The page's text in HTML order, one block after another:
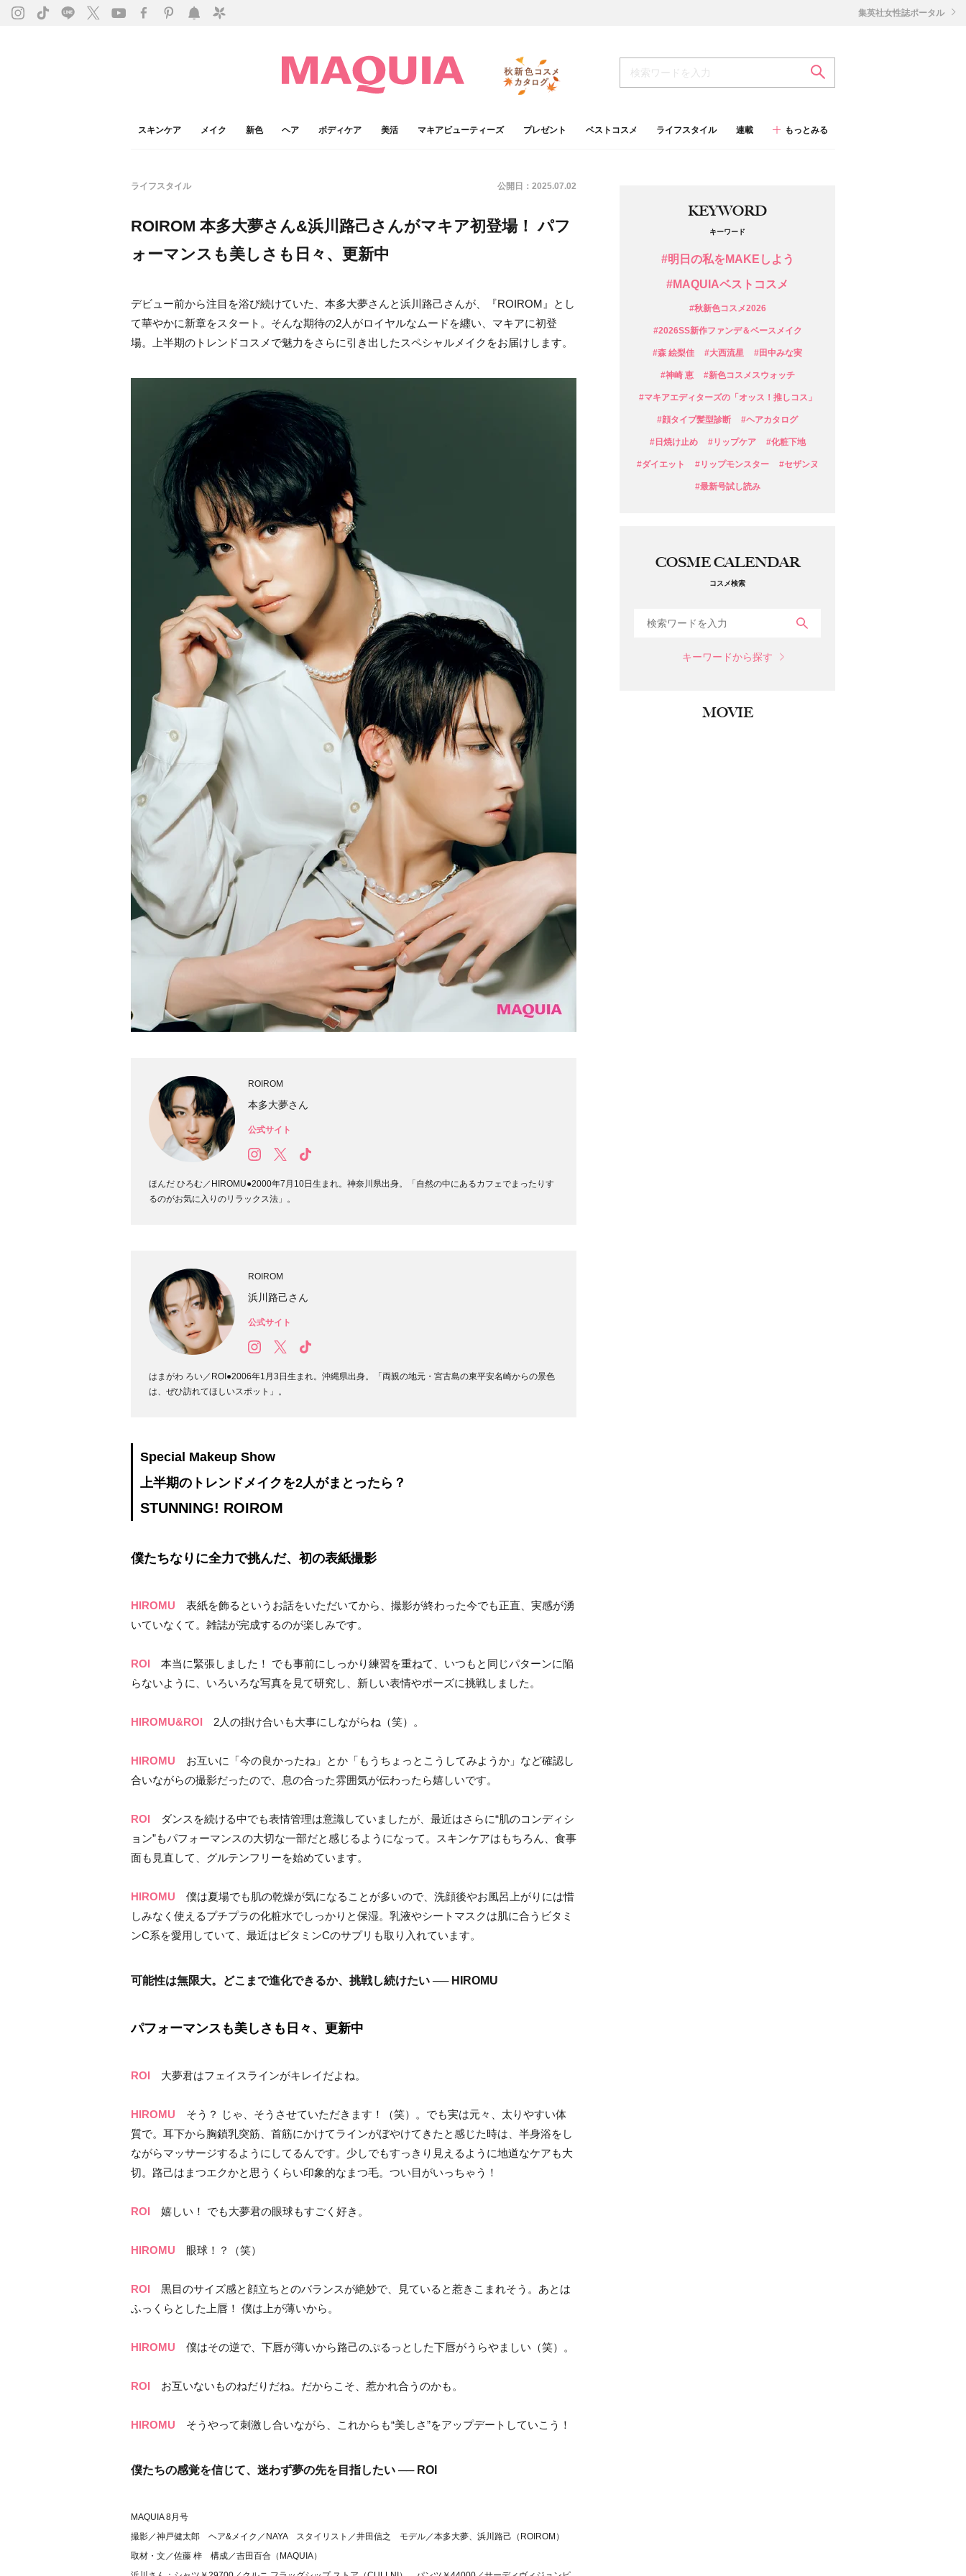
スキンケア メイク 新色 ヘア ボディケア 美活 マキアビューティーズ プレゼント ベストコスメ ライフスタイル 連載 もっとみる
集英社女性誌ポータル
ライフスタイル 公開日： 2025.07.02
ROIROM 本多大夢さん&浜川路己さんがマキア初登場！ パフ
ォーマンスも美しさも日々、更新中
デビュー前から注目を浴び続けていた、本多大夢さんと浜川路己さんが、『ROIROM』とし
て華やかに新章をスタート。そんな期待の2人がロイヤルなムードを纏い、マキアに初登
場。上半期のトレンドコスメで魅力をさらに引き出したスペシャルメイクをお届けします。
ROIROM
本多大夢さん
公式サイト
ほんだ ひろむ／HIROMU●2000年7月10日生まれ。神奈川県出身。「自然の中にあるカフェでまったりす
るのがお気に入りのリラックス法」。
ROIROM
浜川路己さん
公式サイト
はまがわ ろい／ROI●2006年1月3日生まれ。沖縄県出身。「両親の地元・宮古島の東平安名崎からの景色
は、ぜひ訪れてほしいスポット」。
Special Makeup Show
上半期のトレンドメイクを2人がまとったら？
STUNNING! ROIROM
僕たちなりに全力で挑んだ、初の表紙撮影
HIROMU 表紙を飾るというお話をいただいてから、撮影が終わった今でも正直、実感が湧
いていなくて。雑誌が完成するのが楽しみです。
ROI 本当に緊張しました！ でも事前にしっかり練習を重ねて、いつもと同じパターンに陥
らないように、いろいろな写真を見て研究し、新しい表情やポーズに挑戦しました。
HIROMU&ROI 2人の掛け合いも大事にしながらね（笑）。
HIROMU お互いに「今の良かったね」とか「もうちょっとこうしてみようか」など確認し
合いながらの撮影だったので、息の合った雰囲気が伝わったら嬉しいです。
ROI ダンスを続ける中でも表情管理は意識していましたが、最近はさらに“肌のコンディシ
ョン”もパフォーマンスの大切な一部だと感じるようになって。スキンケアはもちろん、食事
面も見直して、グルテンフリーを始めています。
HIROMU 僕は夏場でも肌の乾燥が気になることが多いので、洗顔後やお風呂上がりには惜
しみなく使えるプチプラの化粧水でしっかりと保湿。乳液やシートマスクは肌に合うビタミ
ンC系を愛用していて、最近はビタミンCのサプリも取り入れています。
可能性は無限大。どこまで進化できるか、挑戦し続けたい ── HIROMU
パフォーマンスも美しさも日々、更新中
ROI 大夢君はフェイスラインがキレイだよね。
HIROMU そう？ じゃ、そうさせていただきます！（笑）。でも実は元々、太りやすい体
質で。耳下から胸鎖乳突筋、首筋にかけてラインがぼやけてきたと感じた時は、半身浴をし
ながらマッサージするようにしてるんです。少しでもすっきり見えるように地道なケアも大
切。路己はまつエクかと思うくらい印象的なまつ毛。つい目がいっちゃう！
ROI 嬉しい！ でも大夢君の眼球もすごく好き。
HIROMU 眼球！？（笑）
ROI 黒目のサイズ感と顔立ちとのバランスが絶妙で、見ていると惹きこまれそう。あとは
ふっくらとした上唇！ 僕は上が薄いから。
HIROMU 僕はその逆で、下唇が薄いから路己のぷるっとした下唇がうらやましい（笑）。
ROI お互いないものねだりだね。だからこそ、惹かれ合うのかも。
HIROMU そうやって刺激し合いながら、これからも“美しさ”をアップデートしていこう！
僕たちの感覚を信じて、迷わず夢の先を目指したい ── ROI
MAQUIA 8月号
撮影／神戸健太郎 ヘア&メイク／NAYA スタイリスト／井田信之 モデル／本多大夢、浜川路己（ROIROM）
取材・文／佐藤 梓 構成／吉田百合（MAQUIA）
KEYWORD
キーワード
#明日の私をMAKEしよう
#MAQUIAベストコスメ
#秋新色コスメ2026
#2026SS新作ファンデ＆ベースメイク
#森 絵梨佳 #大西流星 #田中みな実
#神崎 恵 #新色コスメスウォッチ
#マキアエディターズの「オッス！推しコス」
#顔タイプ髪型診断 #ヘアカタログ
#日焼け止め #リップケア #化粧下地
#ダイエット #リップモンスター #セザンヌ
#最新号試し読み
COSME CALENDAR
コスメ検索
キーワードから探す
MOVIE